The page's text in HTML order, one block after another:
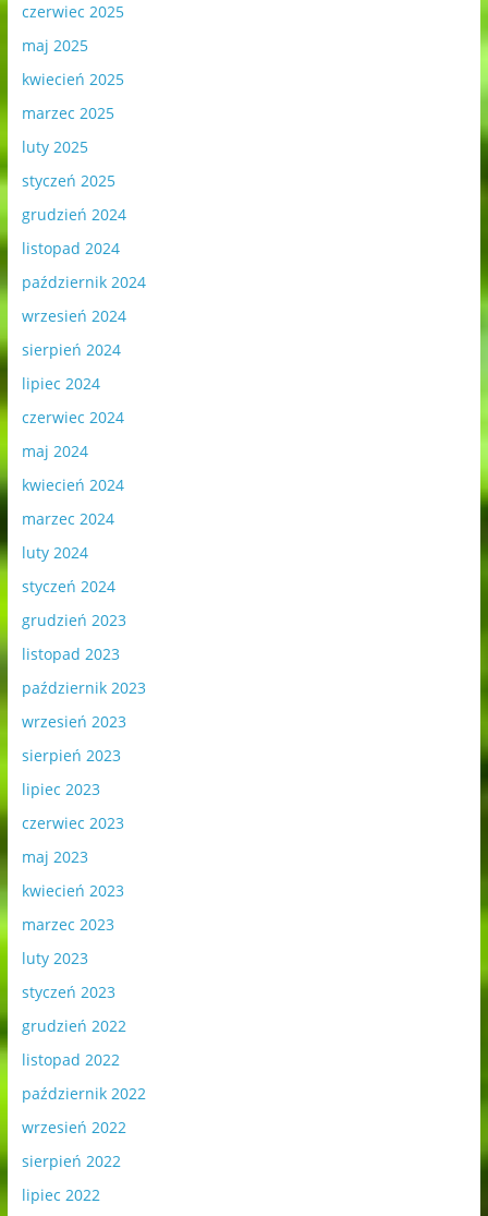
czerwiec 2025
maj 2025
kwiecień 2025
marzec 2025
luty 2025
styczeń 2025
grudzień 2024
listopad 2024
październik 2024
wrzesień 2024
sierpień 2024
lipiec 2024
czerwiec 2024
maj 2024
kwiecień 2024
marzec 2024
luty 2024
styczeń 2024
grudzień 2023
listopad 2023
październik 2023
wrzesień 2023
sierpień 2023
lipiec 2023
czerwiec 2023
maj 2023
kwiecień 2023
marzec 2023
luty 2023
styczeń 2023
grudzień 2022
listopad 2022
październik 2022
wrzesień 2022
sierpień 2022
lipiec 2022